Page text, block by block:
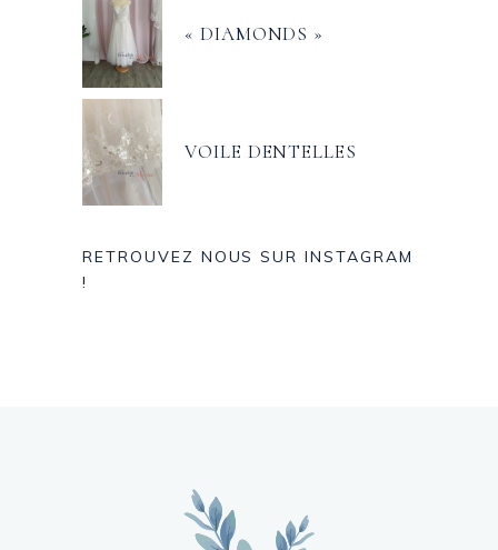
« DIAMONDS »
VOILE DENTELLES
RETROUVEZ NOUS SUR INSTAGRAM
!